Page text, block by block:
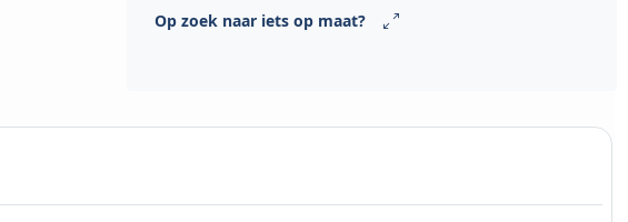
Op zoek naar iets op maat?